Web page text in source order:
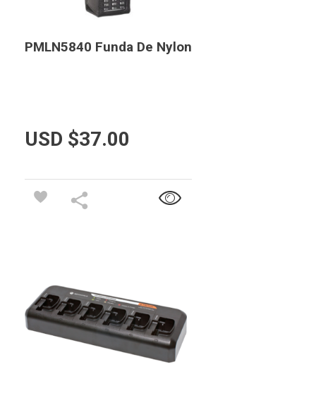
PMLN5840 Funda De Nylon
USD $37.00